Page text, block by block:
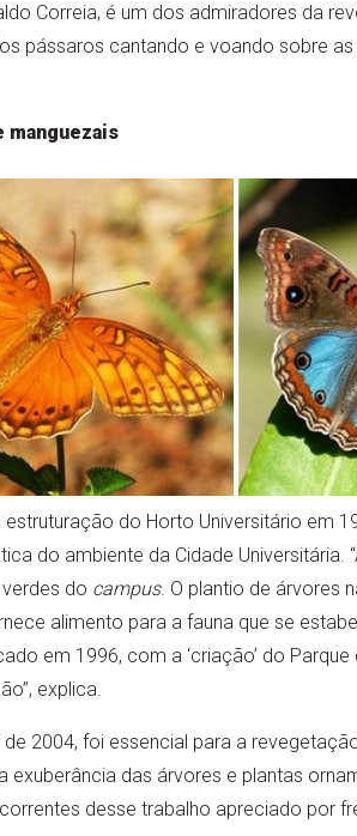
Correia, é um dos admiradores da
pássaros cantando e voando sobre as
do Horto Universitário em
do ambiente da Cidade Universitária.
do campus. O plantio de árvores
alimento para a fauna que se
em 1996, com a ‘criação’ do
explica.
2004, foi essencial para a
das árvores e plantas
desse trabalho apreciado por